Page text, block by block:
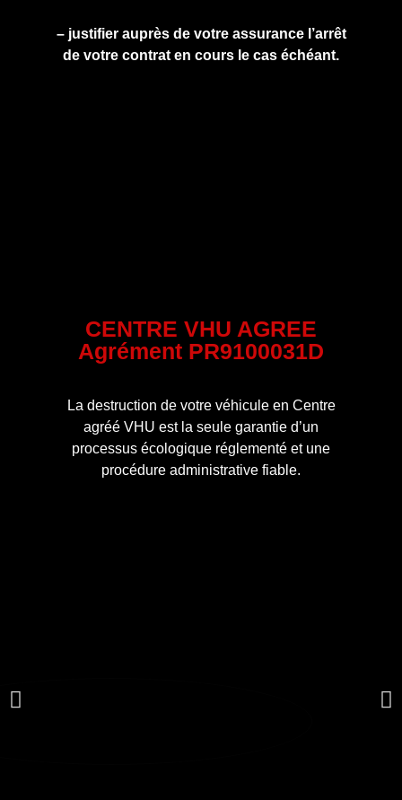
– justifier auprès de votre assurance l’arrêt
de votre contrat en cours le cas échéant.
CENTRE VHU AGREE
Agrément PR9100031D
La destruction de votre véhicule en Centre
agréé VHU est la seule garantie d’un
processus écologique réglementé et une
procédure administrative fiable.